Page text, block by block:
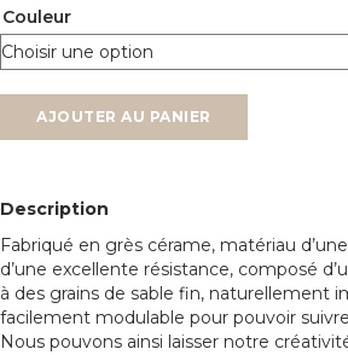
Couleur
AJOUTER AU PANIER
Description
Fabriqué en grès cérame, matériau
d’une excellente résistance, composé
à des grains de sable fin, naturellement
facilement modulable pour pouvoir
Nous pouvons ainsi laisser notre